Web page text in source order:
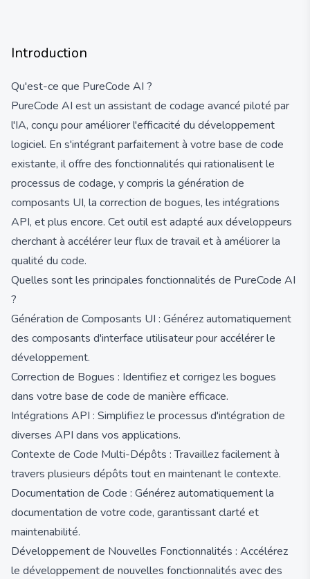
Introduction
Qu'est-ce que PureCode AI ?
PureCode AI est un assistant de codage avancé piloté par
l'IA, conçu pour améliorer l'efficacité du développement
logiciel. En s'intégrant parfaitement à votre base de code
existante, il offre des fonctionnalités qui rationalisent le
processus de codage, y compris la génération de
composants UI, la correction de bogues, les intégrations
API, et plus encore. Cet outil est adapté aux développeurs
cherchant à accélérer leur flux de travail et à améliorer la
qualité du code.
Quelles sont les principales fonctionnalités de PureCode AI
?
Génération de Composants UI : Générez automatiquement
des composants d'interface utilisateur pour accélérer le
développement.
Correction de Bogues : Identifiez et corrigez les bogues
dans votre base de code de manière efficace.
Intégrations API : Simplifiez le processus d'intégration de
diverses API dans vos applications.
Contexte de Code Multi-Dépôts : Travaillez facilement à
travers plusieurs dépôts tout en maintenant le contexte.
Documentation de Code : Générez automatiquement la
documentation de votre code, garantissant clarté et
maintenabilité.
Développement de Nouvelles Fonctionnalités : Accélérez
le développement de nouvelles fonctionnalités avec des